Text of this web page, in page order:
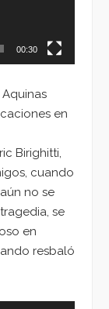
00:30
en
Birighitti,
cuando
no se
se
en
resbaló